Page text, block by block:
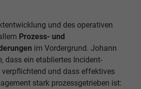
und des operativen
Prozess- und
im Vordergrund. Johann
dass ein etabliertes Incident-
verpflichtend und dass effektives
stark prozessgetrieben ist: